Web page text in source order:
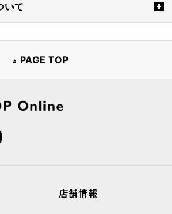
いて
PAGE TOP
店舗情報